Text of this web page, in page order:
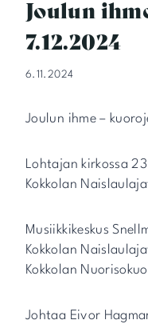
Joulun
7.12.2024
6.11.2024
Joulun ihme –
Lohtajan kirkossa
Kokkolan
Musiikkikeskus
Kokkolan
Kokkolan
Johtaa Eivor